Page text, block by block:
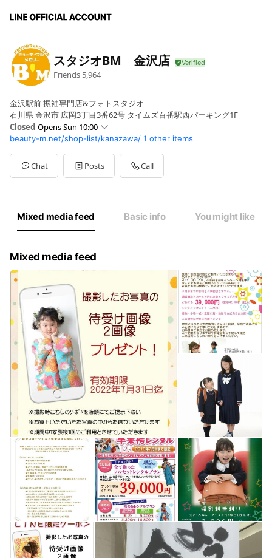
スタジオBM 金沢店
Friends 5,964
金沢駅前 振袖専門店&フォトスタジオ
石川県 金沢市 広岡3丁目3番62号 タイムズ百番駅西パーキング1F
Closed Opens Sun 10:00
Sun10:00 - 19:00
Mon10:00 - 19:00
Tue10:00 - 19:00
WedClosed
10:00 - 19:00
定休日：水曜日
beauty-m.net/shop-list/kanazawa/ 1 other items
Chat Posts Call
Mixed media feed Basic info You might like
Mixed media feed